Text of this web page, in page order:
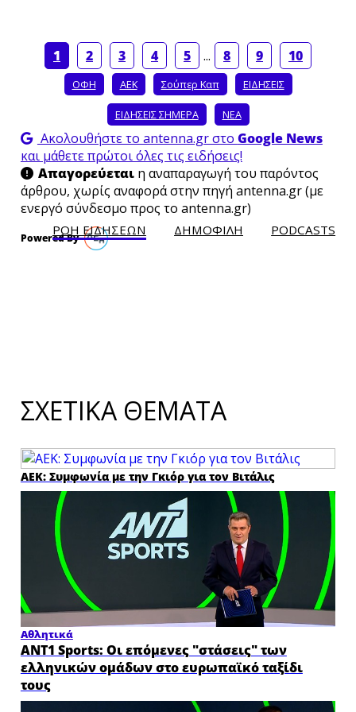
1 2 3 4 5 ... 8 9 10
ΟΦΗ ΑΕΚ Σούπερ Καπ ΕΙΔΗΣΕΙΣ
ΕΙΔΗΣΕΙΣ ΣΗΜΕΡΑ ΝΕΑ
Ακολουθήστε το antenna.gr στο Google News
και μάθετε πρώτοι όλες τις ειδήσεις!
Απαγορεύεταιη αναπαραγωγή του παρόντος
άρθρου, χωρίς αναφορά στην πηγή antenna.gr (με
ενεργό σύνδεσμο προς το antenna.gr)
ΡΟΗ ΕΙΔΗΣΕΩΝ ΔΗΜΟΦΙΛH PODCASTS
ΣΧΕΤΙΚΑ ΘΕΜΑΤΑ
ΑΕΚ: Συμφωνία με την Γκιόρ για τον Βιτάλις
Αθλητικά
ANT1 Sports: Οι επόμενες "στάσεις" των
ελληνικών ομάδων στο ευρωπαϊκό ταξίδι
τους